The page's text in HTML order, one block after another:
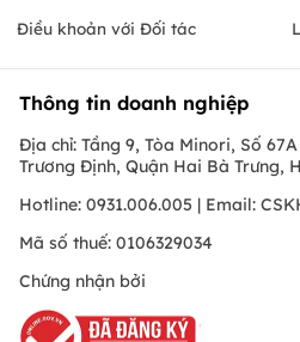
Điều khoản với Đối tác
Thông tin doanh nghiệp
Địa chỉ: Tầng 9, Tòa Minori, Số
Trương Định, Quận Hai Bà Trưng,
Hotline: 0931.006.005 | Email:
Mã số thuế: 0106329034
Chứng nhận bởi